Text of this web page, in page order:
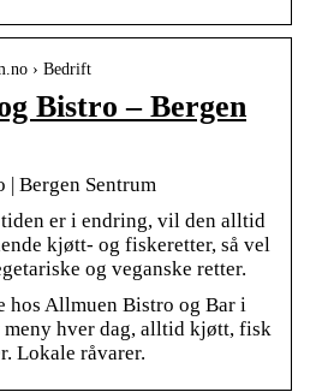
› Bedrift
Bistro – Bergen
Bergen Sentrum
er i endring, vil den alltid
kjøtt- og fiskeretter, så vel
og veganske retter.
hos Allmuen Bistro og Bar i
hver dag, alltid kjøtt, fisk
Lokale råvarer.